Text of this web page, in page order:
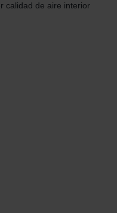
calidad de aire interior